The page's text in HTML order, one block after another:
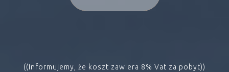
((Informujemy, że koszt zawiera 8% Vat za pobyt))